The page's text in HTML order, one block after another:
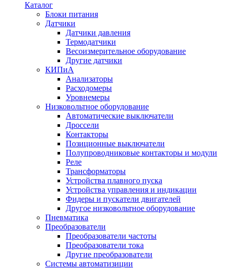
Каталог
Блоки питания
Датчики
Датчики давления
Термодатчики
Весоизмерительное оборудование
Другие датчики
КИПиА
Анализаторы
Расходомеры
Уровнемеры
Низковольтное оборудование
Автоматические выключатели
Дроссели
Контакторы
Позиционные выключатели
Полупроводниковые контакторы и модули
Реле
Трансформаторы
Устройства плавного пуска
Устройства управления и индикации
Фидеры и пускатели двигателей
Другое низковольтное оборудование
Пневматика
Преобразователи
Преобразователи частоты
Преобразователи тока
Другие преобразователи
Системы автоматизиции